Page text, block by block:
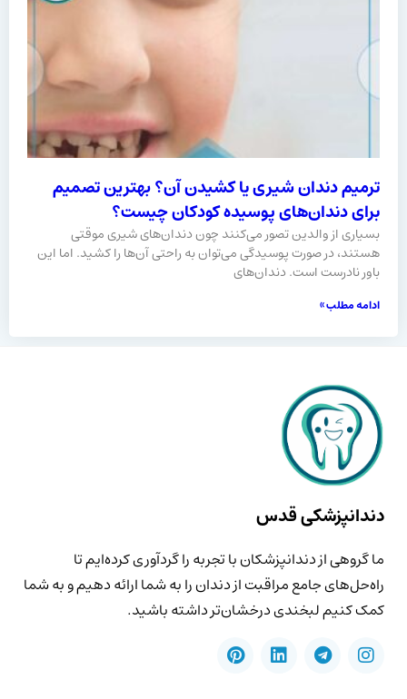
ترمیم دندان شیری یا کشیدن آن؟ بهترین تصمیم
برای دندان‌های پوسیده کودکان چیست؟
بسیاری از والدین تصور می‌کنند چون دندان‌های شیری موقتی
هستند، در صورت پوسیدگی می‌توان به‌ راحتی آن‌ها را کشید. اما این
باور نادرست است. دندان‌های
ادامه مطلب »
دندانپزشکی قدس
ما گروهی از دندانپزشکان با تجربه را گردآوری کرده‌ایم تا
راه‌حل‌های جامع مراقبت از دندان را به شما ارائه دهیم و به شما
کمک کنیم لبخندی درخشان‌تر داشته باشید.